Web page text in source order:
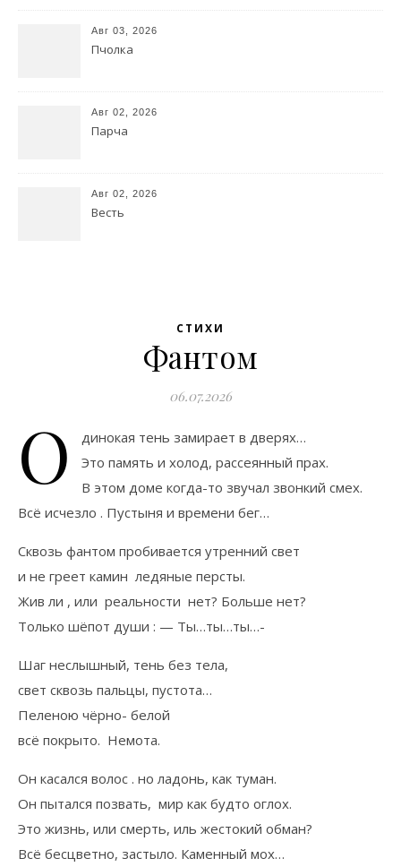
Авг 03, 2026
Пчолка
Авг 02, 2026
Парча
Авг 02, 2026
Весть
СТИХИ
Фантом
06.07.2026
О
динокая тень замирает в дверях…
Это память и холод, рассеянный прах.
В этом доме когда-то звучал звонкий смех.
Всё исчезло . Пустыня и времени бег…
Сквозь фантом пробивается утренний свет
и не греет камин ледяные персты.
Жив ли , или реальности нет? Больше нет?
Только шёпот души : — Ты…ты…ты…-
Шаг неслышный, тень без тела,
свет сквозь пальцы, пустота…
Пеленою чёрно- белой
всё покрыто. Немота.
Он касался волос . но ладонь, как туман.
Он пытался позвать, мир как будто оглох.
Это жизнь, или смерть, иль жестокий обман?
Всё бесцветно, застыло. Каменный мох…